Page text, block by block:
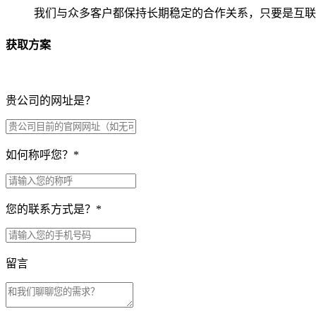
我们与众多客户都保持长期稳定的合作关系，只要是互
获取方案
贵公司的网址是？
如何称呼您？ *
您的联系方式是？ *
留言